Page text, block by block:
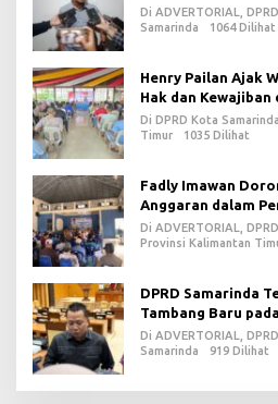
Revitalisasi
Di ADVERTORIAL,
Samarinda
1064 Dilihat
Henry Pailan Ajak
Hak dan
Di DPRD Kota
Timur
1035 Dilihat
Fadly Imawan
Anggaran dalam
Daerah di PPU
Di ADVERTORIAL,
Provinsi Kalimantan
DPRD Samarinda
Tambang Baru
Di ADVERTORIAL,
Samarinda
919 Dilihat